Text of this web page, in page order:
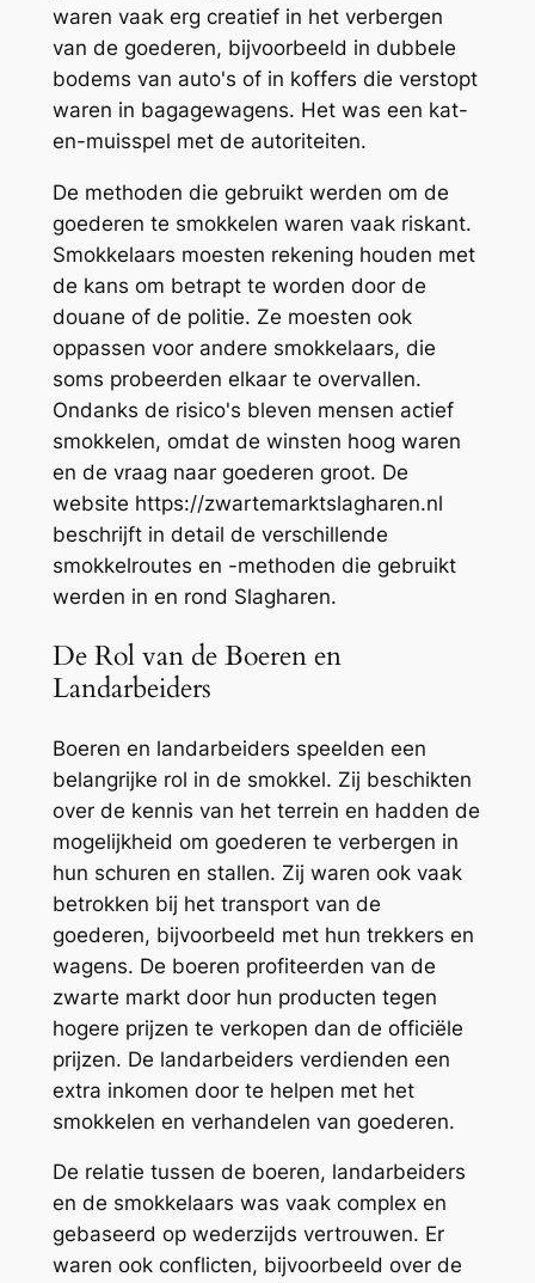
waren vaak erg creatief in het verbergen
van de goederen, bijvoorbeeld in dubbele
bodems van auto's of in koffers die verstopt
waren in bagagewagens. Het was een kat-
en-muisspel met de autoriteiten.
De methoden die gebruikt werden om de
goederen te smokkelen waren vaak riskant.
Smokkelaars moesten rekening houden met
de kans om betrapt te worden door de
douane of de politie. Ze moesten ook
oppassen voor andere smokkelaars, die
soms probeerden elkaar te overvallen.
Ondanks de risico's bleven mensen actief
smokkelen, omdat de winsten hoog waren
en de vraag naar goederen groot. De
website https://zwartemarktslagharen.nl
beschrijft in detail de verschillende
smokkelroutes en -methoden die gebruikt
werden in en rond Slagharen.
De Rol van de Boeren en
Landarbeiders
Boeren en landarbeiders speelden een
belangrijke rol in de smokkel. Zij beschikten
over de kennis van het terrein en hadden de
mogelijkheid om goederen te verbergen in
hun schuren en stallen. Zij waren ook vaak
betrokken bij het transport van de
goederen, bijvoorbeeld met hun trekkers en
wagens. De boeren profiteerden van de
zwarte markt door hun producten tegen
hogere prijzen te verkopen dan de officiële
prijzen. De landarbeiders verdienden een
extra inkomen door te helpen met het
smokkelen en verhandelen van goederen.
De relatie tussen de boeren, landarbeiders
en de smokkelaars was vaak complex en
gebaseerd op wederzijds vertrouwen. Er
waren ook conflicten, bijvoorbeeld over de